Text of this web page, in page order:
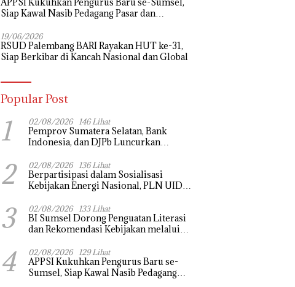
Siap Kawal Nasib Pedagang Pasar dan
19/06/2026
RSUD Palembang BARI Rayakan HUT ke-31,
Siap Berkibar di Kancah Nasional dan Global
Popular Post
1 02/08/2026 146 Lihat
Pemprov Sumatera Selatan, Bank
Indonesia, dan DJPb Luncurkan
untuk Perkuat Ketahanan Pangan dan
Pengendalian Inflasi
2 02/08/2026 136 Lihat
Berpartisipasi dalam Sosialisasi
Kebijakan Energi Nasional, PLN UID
Listrik
3 02/08/2026 133 Lihat
BI Sumsel Dorong Penguatan Literasi
dan Rekomendasi Kebijakan melalui
Essay 3rd Sriwijaya Economic Forum
2026
4 02/08/2026 129 Lihat
APPSI Kukuhkan Pengurus Baru se-
Sumsel, Siap Kawal Nasib Pedagang